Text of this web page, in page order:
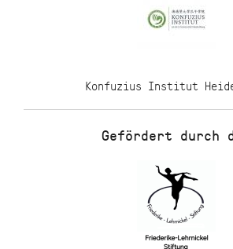
Konfuzius Institut
Gefördert durch